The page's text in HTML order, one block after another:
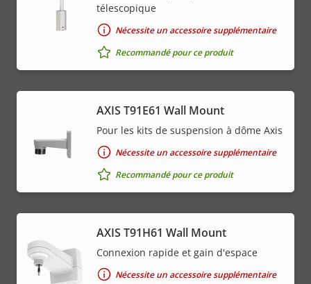
télescopique
Nécessite un accessoire supplémentaire
Recommandé pour ce produit
AXIS T91E61 Wall Mount
Pour les kits de suspension à dôme Axis
Nécessite un accessoire supplémentaire
Recommandé pour ce produit
AXIS T91H61 Wall Mount
Connexion rapide et gain d'espace
Nécessite un accessoire supplémentaire